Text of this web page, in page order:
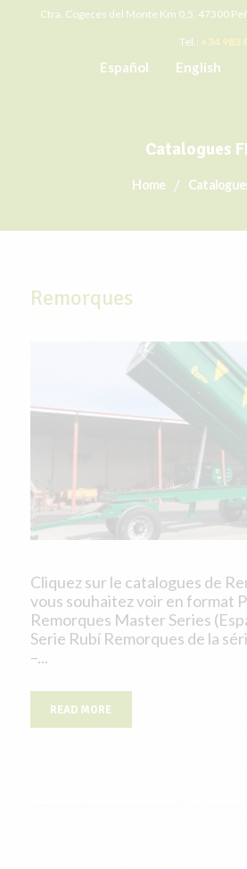
Ctra. Cogeces del Monte Km 0,5. 47300
Tel.: +34 983
Español English
Catalogues
Home
Remorques
Cliquez sur le catalogues de
vous souhaitez voir en format
Remorques Master Series
Serie Rubí Remorques de la
–...
READ MORE